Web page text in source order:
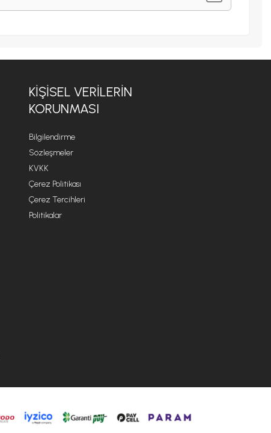
KİŞİSEL VERİLERİN
KORUNMASI
Bilgilendirme
Sözleşmeler
KVKK
Çerez Politikası
Çerez Tercihleri
Politikalar